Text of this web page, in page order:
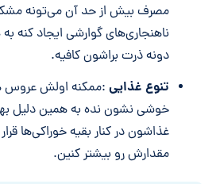
مصرف بیش از حد آن می‌تونه
دونه ذرت براشون کافیه.
تنوع غذایی :ممکنه اولش عروس
خوشی نشون نده به همین دلیل
غذاشون در کنار بقیه خوراکی‌ها
مقدارش رو بیشتر کنین.